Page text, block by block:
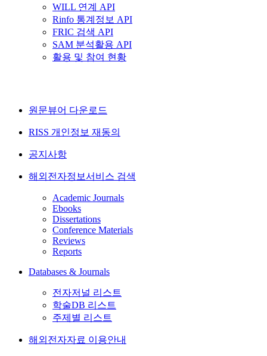
WILL 연계 API
Rinfo 통계정보 API
FRIC 검색 API
SAM 분석활용 API
활용 및 참여 현황
원문뷰어 다운로드
RISS 개인정보 재동의
공지사항
해외전자정보서비스 검색
Academic Journals
Ebooks
Dissertations
Conference Materials
Reviews
Reports
Databases & Journals
전자저널 리스트
학술DB 리스트
주제별 리스트
해외전자자료 이용안내